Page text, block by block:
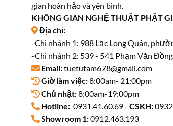
gian hoàn hảo và yên bình.
KHÔNG GIAN NGHỆ THUẬT PHẬT
Địa chỉ:
-Chi nhánh 1: 988 Lạc Long Quân,
-Chi nhánh 2: 539 - 541 Phạm Văn
Email:tuetutam678@gmail.com
Giờ làm việc:8:00am- 21:00pm
Chủ nhật:8:00am-19:00pm
Hotline: 0931.41.60.69 - CSKH:
Showroom 1:0912.463.193